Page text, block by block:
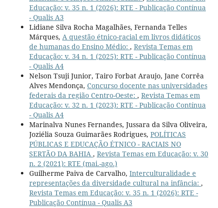
Educação: v. 35 n. 1 (2026): RTE - Publicação Contínua
- Qualis A3
Lidiane Silva Rocha Magalhães, Fernanda Telles
Márques, A questão étnico-racial em livros didáticos
de humanas do Ensino Médio: , Revista Temas em
Educação: v. 34 n. 1 (2025): RTE - Publicação Contínua
- Qualis A4
Nelson Tsuji Junior, Tairo Forbat Araujo, Jane Corrêa
Alves Mendonça, Concurso docente nas universidades
federais da região Centro-Oeste: , Revista Temas em
Educação: v. 32 n. 1 (2023): RTE - Publicação Contínua
- Qualis A4
Marinalva Nunes Fernandes, Jussara da Silva Oliveira,
Joziélia Souza Guimarães Rodrigues, POLÍTICAS
PÚBLICAS E EDUCAÇÃO ÉTNICO - RACIAIS NO
SERTÃO DA BAHIA , Revista Temas em Educação: v. 30
n. 2 (2021): RTE (mai.-ago.)
Guilherme Paiva de Carvalho, Interculturalidade e
representações da diversidade cultural na infância: ,
Revista Temas em Educação: v. 35 n. 1 (2026): RTE -
Publicação Contínua - Qualis A3